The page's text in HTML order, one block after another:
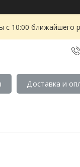
10:00 ближайшего
Доставка и